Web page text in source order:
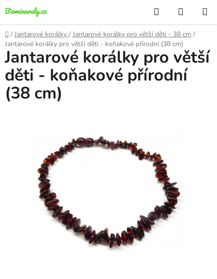
Přejít
na
obsah
Hledat
KOŠÍK
Domů
/ Jantarové korálky / Jantarové korálky pro větší děti - 38 cm /
Jantarové korálky pro větší děti - koňakové přírodní (38 cm)
Jantarové korálky pro větší
děti - koňakové přírodní
(38 cm)